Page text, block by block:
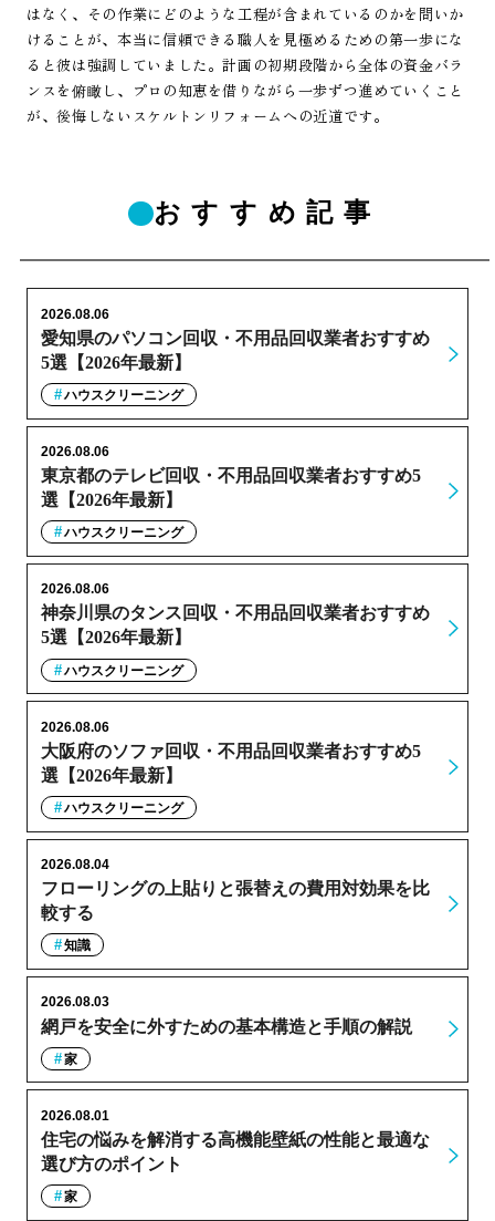
はなく、その作業にどのような工程が含まれているのかを問いか
けることが、本当に信頼できる職人を見極めるための第一歩にな
ると彼は強調していました。計画の初期段階から全体の資金バラ
ンスを俯瞰し、プロの知恵を借りながら一歩ずつ進めていくこと
が、後悔しないスケルトンリフォームへの近道です。
おすすめ記事
愛知県のパソコン回収・不用品回収業者おすすめ
5選【2026年最新】
2026.08.06
ハウスクリーニング
東京都のテレビ回収・不用品回収業者おすすめ5
選【2026年最新】
2026.08.06
ハウスクリーニング
神奈川県のタンス回収・不用品回収業者おすすめ
5選【2026年最新】
2026.08.06
ハウスクリーニング
大阪府のソファ回収・不用品回収業者おすすめ5
選【2026年最新】
2026.08.06
ハウスクリーニング
フローリングの上貼りと張替えの費用対効果を比
較する
2026.08.04
知識
網戸を安全に外すための基本構造と手順の解説
2026.08.03
家
住宅の悩みを解消する高機能壁紙の性能と最適な
選び方のポイント
2026.08.01
家